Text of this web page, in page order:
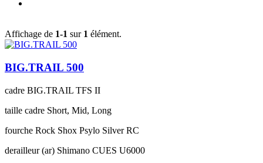
Affichage de 1-1 sur 1 élément.
BIG.TRAIL 500
cadre BIG.TRAIL TFS II
taille cadre Short, Mid, Long
fourche Rock Shox Psylo Silver RC
derailleur (ar) Shimano CUES U6000